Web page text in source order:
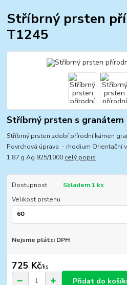
Stříbrný prsten
T1245
Stříbrný prsten s granátem
Stříbrný prsten zdobí přírodní kámen
Povrchová úprava - rhodium Orientační
1,87 g Ag 925/1000 celý popis
Dostupnost
Skladem 1 ks
Velikost prstenu
Nejsme plátci DPH
725 Kč/ks
Přidat do